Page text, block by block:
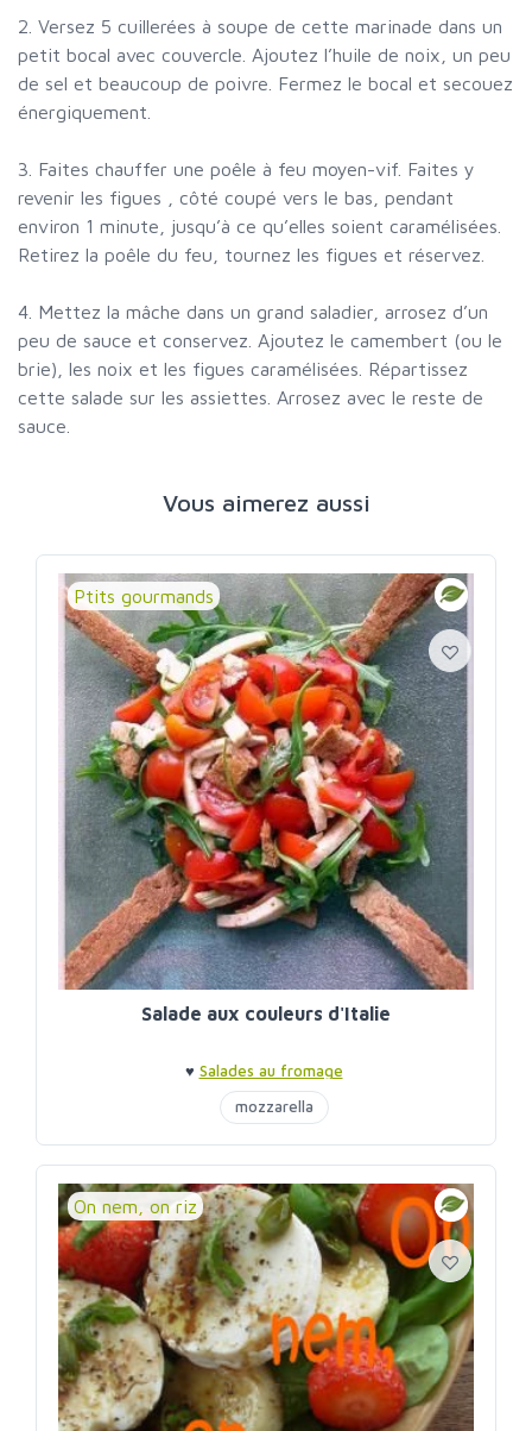
2. Versez 5 cuillerées à soupe de cette marinade dans un
petit bocal avec couvercle. Ajoutez l’huile de noix, un peu
de sel et beaucoup de poivre. Fermez le bocal et secouez
énergiquement.
3. Faites chauffer une poêle à feu moyen-vif. Faites y
revenir les figues , côté coupé vers le bas, pendant
environ 1 minute, jusqu’à ce qu’elles soient caramélisées.
Retirez la poêle du feu, tournez les figues et réservez.
4. Mettez la mâche dans un grand saladier, arrosez d’un
peu de sauce et conservez. Ajoutez le camembert (ou le
brie), les noix et les figues caramélisées. Répartissez
cette salade sur les assiettes. Arrosez avec le reste de
sauce.
Vous aimerez aussi
Ptits gourmands
Salade aux couleurs d'Italie
♥ Salades au fromage
mozzarella
On nem, on riz